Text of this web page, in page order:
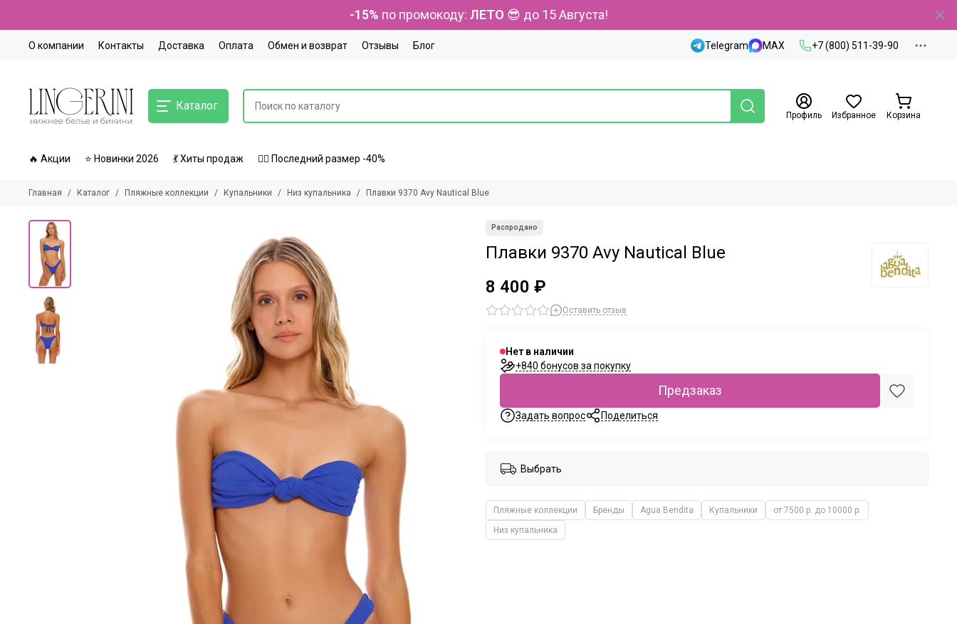
-15% по промокоду: ЛЕТО 😎 до 15 Августа!
О компании Контакты Доставка Оплата Обмен и возврат Отзывы Блог Telegram MAX +7 (800) 511-39-90
Каталог
Профиль Избранное Корзина
🔥 Акции ⭐ Новинки 2026 💃 Хиты продаж 🏃‍♀️ Последний размер -40%
Главная Каталог Пляжные коллекции Купальники Низ купальника Плавки 9370 Avy Nautical Blue
Плавки 9370 Avy Nautical Blue
8 400 ₽
Оставить отзыв
Нет в наличии
+840 бонусов за покупку
Предзаказ
Задать вопрос Поделиться
Выбрать
Пляжные коллекции Бренды Agua Bendita Купальники
от 7500 р. до 10000 р.
Низ купальника